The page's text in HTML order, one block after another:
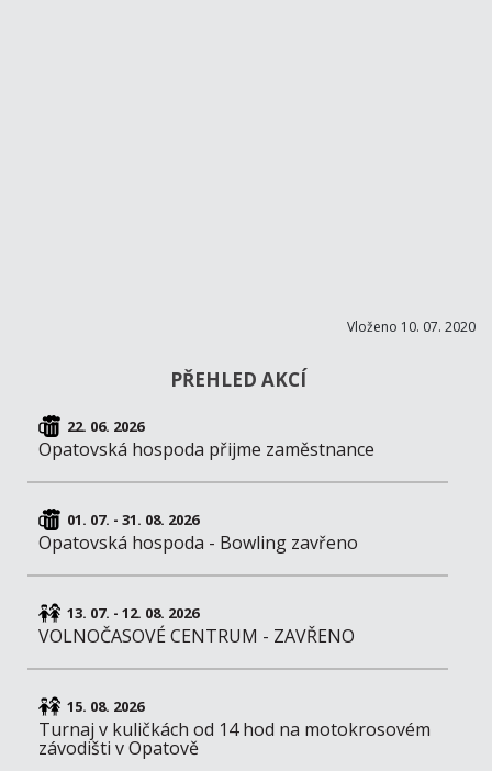
Vloženo 10. 07. 2020
PŘEHLED AKCÍ
22. 06. 2026
Opatovská hospoda přijme zaměstnance
01. 07. - 31. 08. 2026
Opatovská hospoda - Bowling zavřeno
13. 07. - 12. 08. 2026
VOLNOČASOVÉ CENTRUM - ZAVŘENO
15. 08. 2026
Turnaj v kuličkách od 14 hod na motokrosovém
závodišti v Opatově